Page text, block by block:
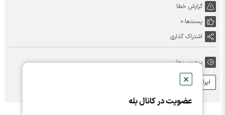
✕
عضویت در کانال بله
گزارش خطا
پسندها:0
اشتراک گذاری
برچسب ها:
ایران خودرو